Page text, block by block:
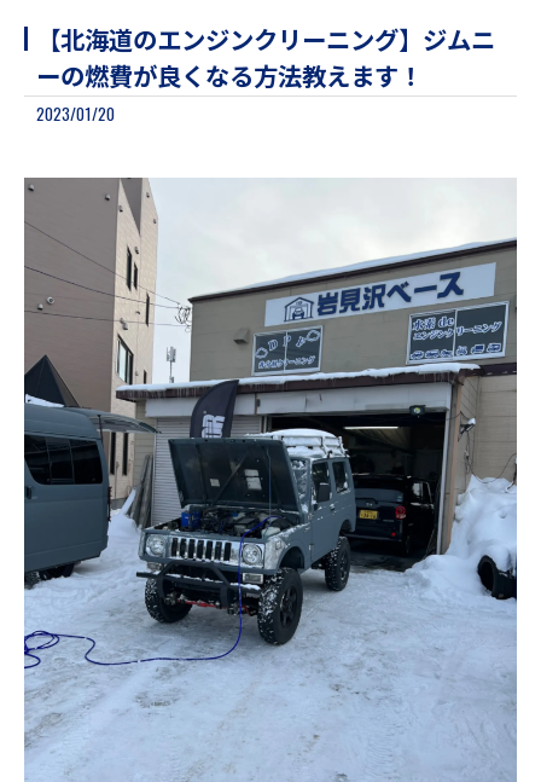
【北海道のエンジンクリーニング】ジムニ
ーの燃費が良くなる方法教えます！
2023/01/20